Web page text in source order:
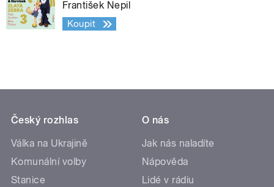
František Nepil
Koupit
Český rozhlas
Válka na Ukrajině
Komunální volby
Stanice
O nás
Jak nás naladíte
Nápověda
Lidé v rádiu